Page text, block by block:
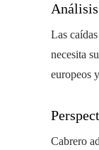
Las
necesita
europeos
Cabrero